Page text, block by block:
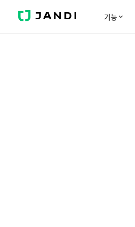
J
N
기능